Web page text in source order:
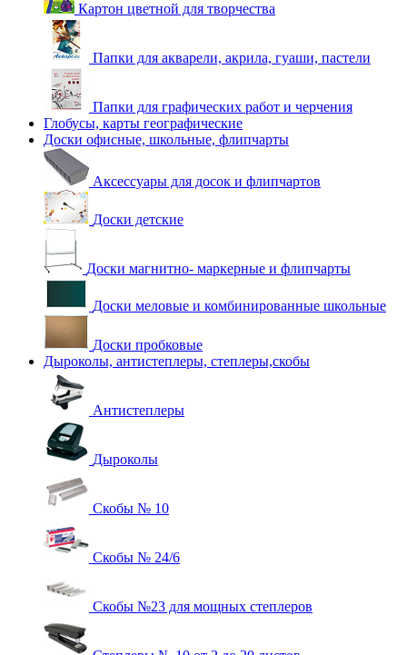
Картон цветной для творчества
Папки для акварели, акрила, гуаши, пастели
Папки для графических работ и черчения
Глобусы, карты географические
Доски офисные, школьные, флипчарты
Аксессуары для досок и флипчартов
Доски детские
Доски магнитно- маркерные и флипчарты
Доски меловые и комбинированные школьные
Доски пробковые
Дыроколы, антистеплеры, степлеры,скобы
Антистеплеры
Дыроколы
Скобы № 10
Скобы № 24/6
Скобы №23 для мощных степлеров